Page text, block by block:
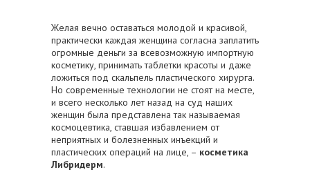
Желая вечно оставаться молодой и красивой,
практически каждая женщина согласна заплатить
огромные деньги за всевозможную импортную
косметику, принимать таблетки красоты и даже
ложиться под скальпель пластического хирурга.
Но современные технологии не стоят на месте,
и всего несколько лет назад на суд наших
женщин была представлена так называемая
космоцевтика, ставшая избавлением от
неприятных и болезненных инъекций и
пластических операций на лице, – косметика
Либридерм.